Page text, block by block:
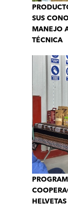
SUS
MANEJO
TÉCNICA